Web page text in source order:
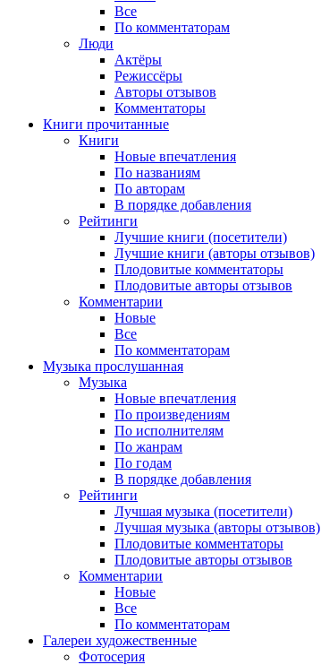
Все
По комментаторам
Люди
Актёры
Режиссёры
Авторы отзывов
Комментаторы
Книги прочитанные
Книги
Новые впечатления
По названиям
По авторам
В порядке добавления
Рейтинги
Лучшие книги (посетители)
Лучшие книги (авторы отзывов)
Плодовитые комментаторы
Плодовитые авторы отзывов
Комментарии
Новые
Все
По комментаторам
Музыка прослушанная
Музыка
Новые впечатления
По произведениям
По исполнителям
По жанрам
По годам
В порядке добавления
Рейтинги
Лучшая музыка (посетители)
Лучшая музыка (авторы отзывов)
Плодовитые комментаторы
Плодовитые авторы отзывов
Комментарии
Новые
Все
По комментаторам
Галереи художественные
Фотосерия